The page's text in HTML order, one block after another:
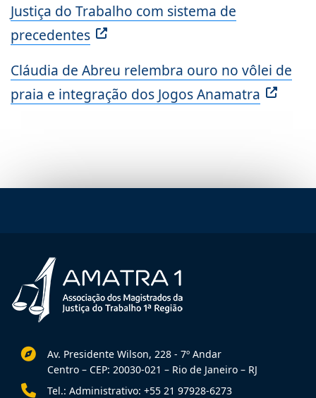
Justiça do Trabalho com sistema de
precedentes
Cláudia de Abreu relembra ouro no vôlei de
praia e integração dos Jogos Anamatra
Av. Presidente Wilson, 228 - 7º Andar
Centro – CEP: 20030-021 – Rio de Janeiro – RJ
Tel.: Administrativo: +55 21 97928-6273